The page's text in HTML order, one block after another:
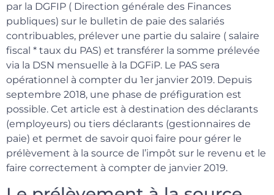
par la DGFIP ( Direction générale des Finances
publiques) sur le bulletin de paie des salariés
contribuables, prélever une partie du salaire ( salaire
fiscal * taux du PAS) et transférer la somme prélevée
via la DSN mensuelle à la DGFiP. Le PAS sera
opérationnel à compter du 1er janvier 2019. Depuis
septembre 2018, une phase de préfiguration est
possible. Cet article est à destination des déclarants
(employeurs) ou tiers déclarants (gestionnaires de
paie) et permet de savoir quoi faire pour gérer le
prélèvement à la source de l’impôt sur le revenu et le
faire correctement à compter de janvier 2019.